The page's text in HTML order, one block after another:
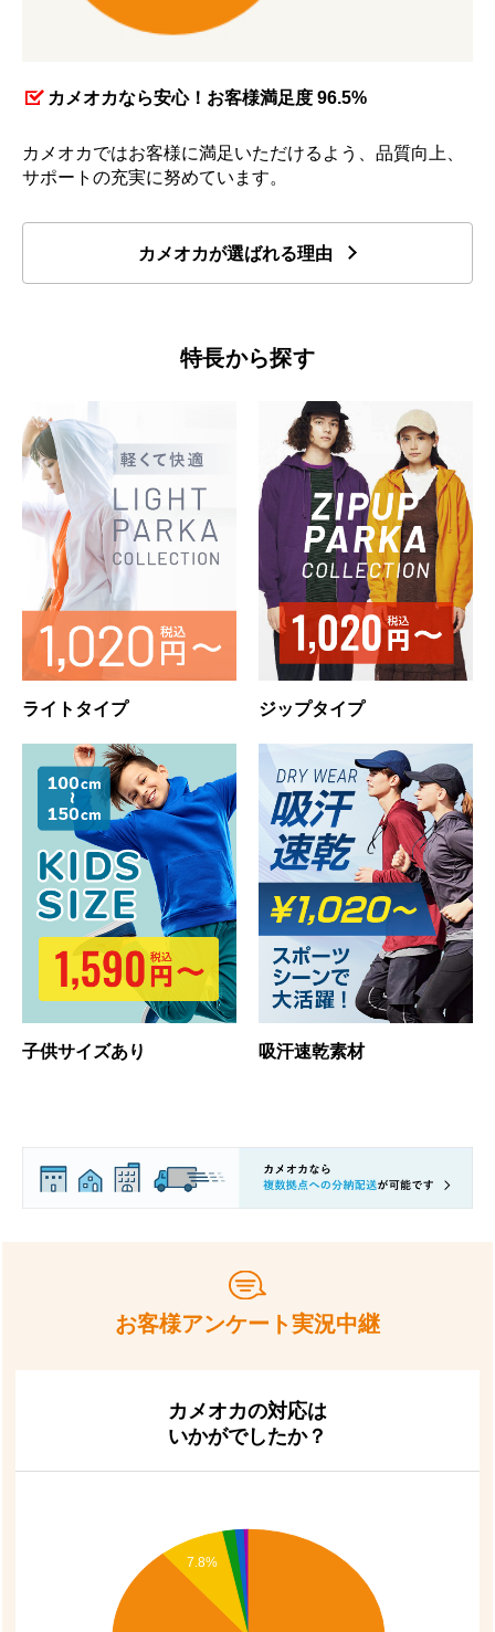
カメオカなら安心！お客様満足度 96.5%
カメオカではお客様に満足いただけるよう、品質向上、
サポートの充実に努めています。
カメオカが選ばれる理由
特長から探す
ライトタイプ ジップタイプ
子供サイズあり 吸汗速乾素材